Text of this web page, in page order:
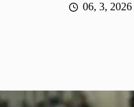
06, 3, 2026